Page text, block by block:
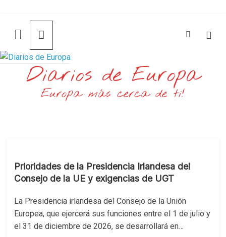
contenido
Diarios de Europa
Europa más cerca de ti!
Prioridades de la Presidencia Irlandesa del
Consejo de la UE y exigencias de UGT
La Presidencia irlandesa del Consejo de la Unión
Europea, que ejercerá sus funciones entre el 1 de julio y
el 31 de diciembre de 2026, se desarrollará en…